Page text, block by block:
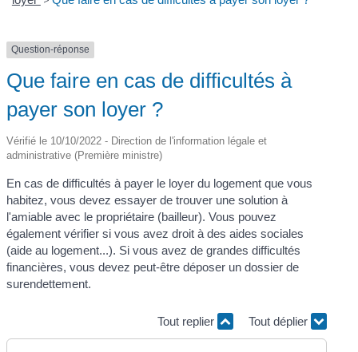
Question-réponse
Que faire en cas de difficultés à
payer son loyer ?
Vérifié le 10/10/2022 - Direction de l'information légale et
administrative (Première ministre)
En cas de difficultés à payer le loyer du logement que vous
habitez, vous devez essayer de trouver une solution à
l'amiable avec le propriétaire (bailleur). Vous pouvez
également vérifier si vous avez droit à des aides sociales
(aide au logement...). Si vous avez de grandes difficultés
financières, vous devez peut-être déposer un dossier de
surendettement.
Tout replier Tout déplier